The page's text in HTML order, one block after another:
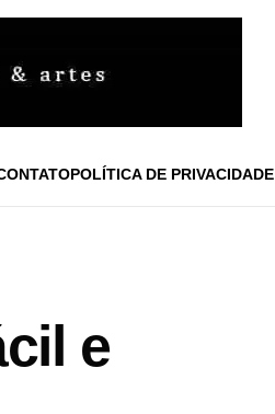
POLÍTICA DE PRIVACIDADE
e